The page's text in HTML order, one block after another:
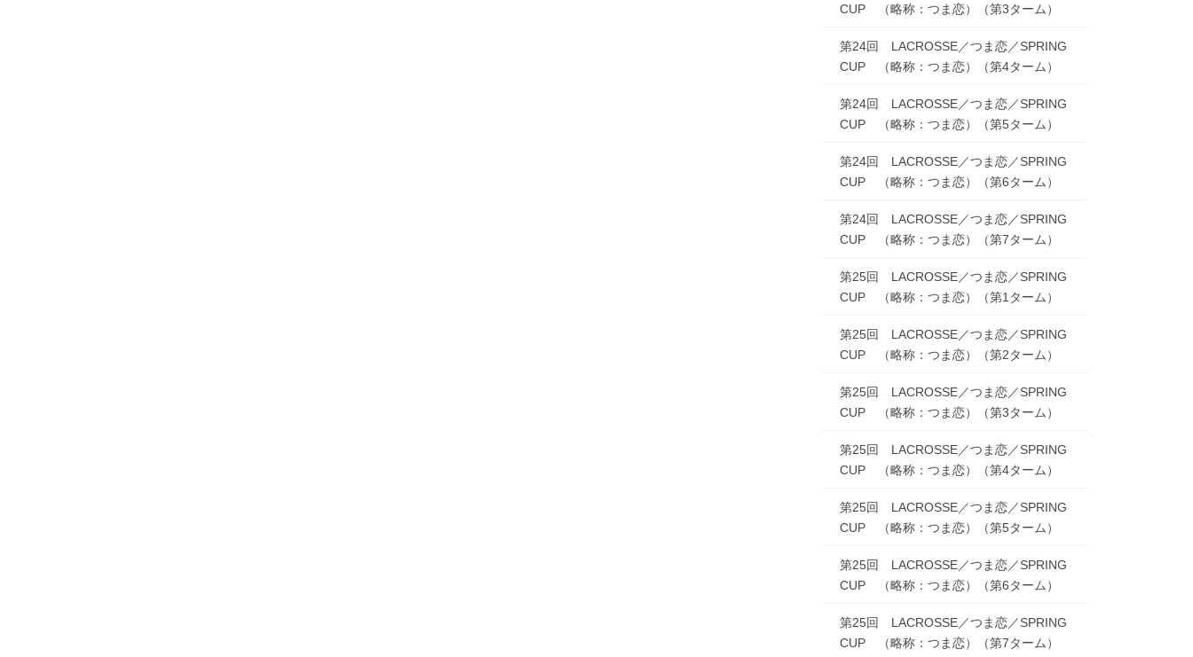
CUP （略称：つま恋）（第3ターム）
第24回 LACROSSE／つま恋／SPRING
CUP （略称：つま恋）（第4ターム）
第24回 LACROSSE／つま恋／SPRING
CUP （略称：つま恋）（第5ターム）
第24回 LACROSSE／つま恋／SPRING
CUP （略称：つま恋）（第6ターム）
第24回 LACROSSE／つま恋／SPRING
CUP （略称：つま恋）（第7ターム）
第25回 LACROSSE／つま恋／SPRING
CUP （略称：つま恋）（第1ターム）
第25回 LACROSSE／つま恋／SPRING
CUP （略称：つま恋）（第2ターム）
第25回 LACROSSE／つま恋／SPRING
CUP （略称：つま恋）（第3ターム）
第25回 LACROSSE／つま恋／SPRING
CUP （略称：つま恋）（第4ターム）
第25回 LACROSSE／つま恋／SPRING
CUP （略称：つま恋）（第5ターム）
第25回 LACROSSE／つま恋／SPRING
CUP （略称：つま恋）（第6ターム）
第25回 LACROSSE／つま恋／SPRING
CUP （略称：つま恋）（第7ターム）